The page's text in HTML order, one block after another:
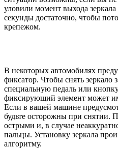
уловили момент выхода
секунды достаточно, чтобы
крепежом.
В некоторых автомобилях
фиксатор. Чтобы снять зеркало
специальную педаль или
фиксирующий элемент может
Если в вашей машине
будьте осторожны при снятии.
острыми и, в случае
пальцы. Установку зеркала
алгоритму.